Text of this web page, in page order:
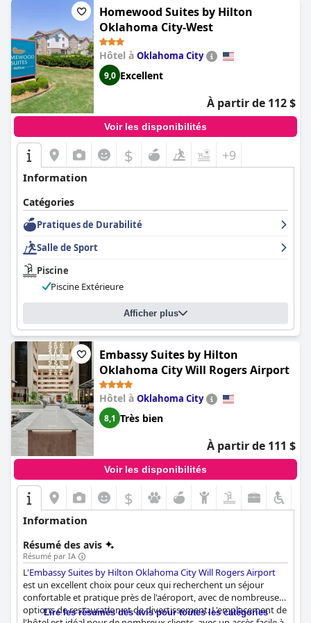
Homewood Suites by Hilton
Oklahoma City-West
Hôtel à Oklahoma City
9,0 Excellent
À partir de 112 $
Voir les disponibilités
$ +9
Information
Catégories
Pratiques de Durabilité
Salle de Sport
Piscine
Piscine Extérieure
Afficher plus
Embassy Suites by Hilton
Oklahoma City Will Rogers Airport
Hôtel à Oklahoma City
8,1 Très bien
À partir de 111 $
Voir les disponibilités
$
Information
Résumé des avis
Résumé par IA
L'Embassy Suites by Hilton Oklahoma City Will Rogers Airport
est un excellent choix pour ceux qui recherchent un séjour
confortable et pratique près de l'aéroport, avec de nombreuses
options de restauration et de divertissement. L'emplacement de
Lire les résumés des avis pour toutes les catégories